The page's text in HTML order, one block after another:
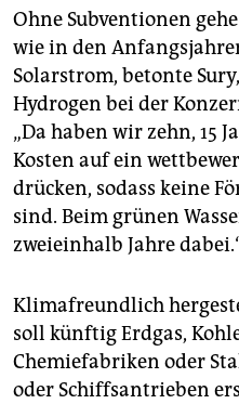
Ohne Subventionen
wie in den
Solarstrom, betonte
Hydrogen bei der
„Da haben wir zehn, 15
Kosten auf ein
drücken, sodass keine
sind. Beim grünen
zweieinhalb Jahre
Klimafreundlich
soll künftig Erdgas,
Chemiefabriken oder
oder Schiffsantrieben